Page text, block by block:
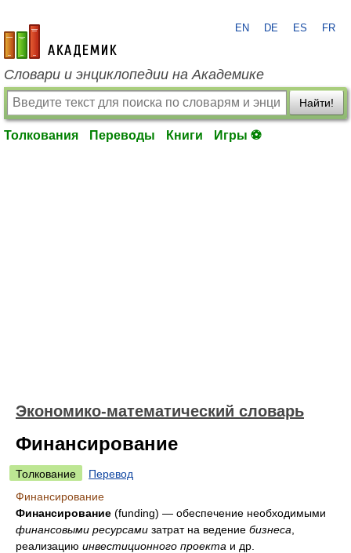
academic.ru
EN DE ES FR
Словари и энциклопедии на Академике
Найти!
Толкования Переводы Книги Игры ⚽
Экономико-математический словарь
Финансирование
Толкование
Перевод
Финансирование
Финансирование (funding) — обеспечение необходимыми
финансовыми ресурсами затрат на ведение бизнеса
реализацию инвестиционного проекта и др.